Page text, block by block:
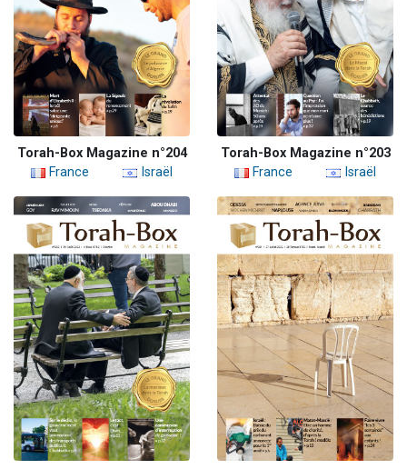
Torah-Box Magazine n°204
France
Israël
Torah-Box Magazine n°203
France
Israël